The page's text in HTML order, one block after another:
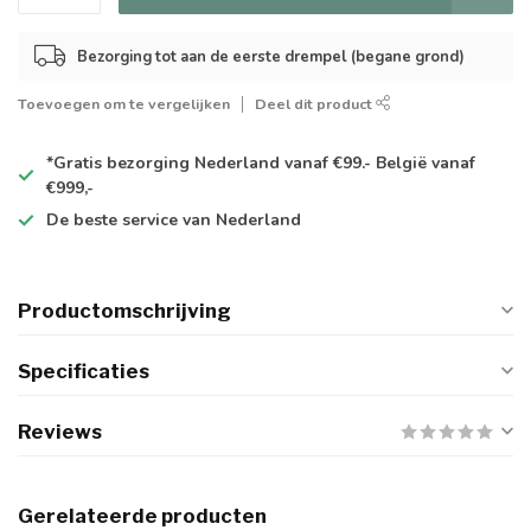
Bezorging tot aan de eerste drempel (begane grond)
Toevoegen om te vergelijken Deel dit product
*Gratis bezorging Nederland vanaf €99.- België vanaf
€999,-
De beste service van Nederland
Productomschrijving
Specificaties
Reviews
Gerelateerde producten